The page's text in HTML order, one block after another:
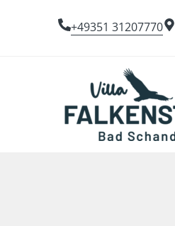
+49351 31207770